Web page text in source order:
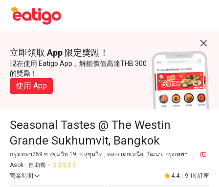
立即領取 App 限定獎勵！
現在使用 Eatigo App，解鎖價值高達THB 300
的獎勵！
使用 App
Seasonal Tastes @ The Westin
Grande Sukhumvit, Bangkok
กรุงเทพฯ259 ซ.สุขุมวิท 19, ถ.สุขุมวิท , คลองเตยเหนือ, วัฒนา, กรุงเทพฯ
Asok
自助餐
營業時間
4.4 9.1k 訂座